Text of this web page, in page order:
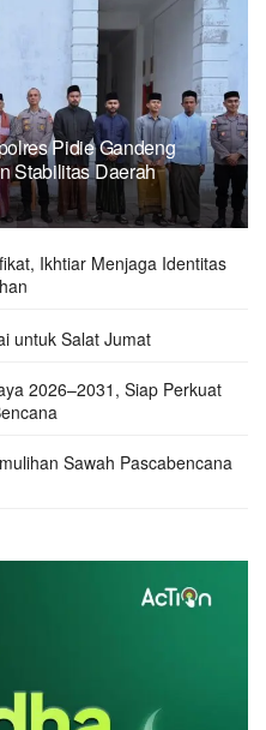
Pidie Gandeng
Stabilitas Daerah
Ikhtiar Menjaga Identitas
untuk Salat Jumat
2026–2031, Siap Perkuat
Sawah Pascabencana